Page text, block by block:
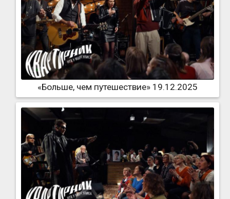
«Больше, чем путешествие» 19.12.2025